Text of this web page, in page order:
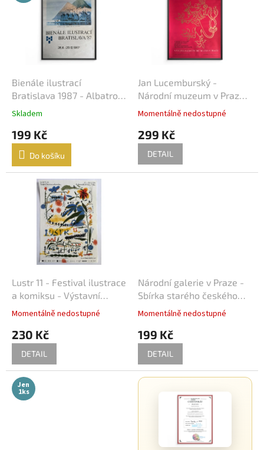
Bienále ilustrací
Bratislava 1987 - Albatros
- Plakát A1
Skladem
199 Kč
Do košíku
Jan Lucemburský -
Národní muzeum v Praze -
1980 - Plakát (A1)
Momentálně nedostupné
299 Kč
DETAIL
Lustr 11 - Festival ilustrace
a komiksu - Výstavní
plakát A3
Momentálně nedostupné
230 Kč
DETAIL
Národní galerie v Praze -
Sbírka starého českého
umění - Plakát (A1)
Momentálně nedostupné
199 Kč
DETAIL
Jen
1ks